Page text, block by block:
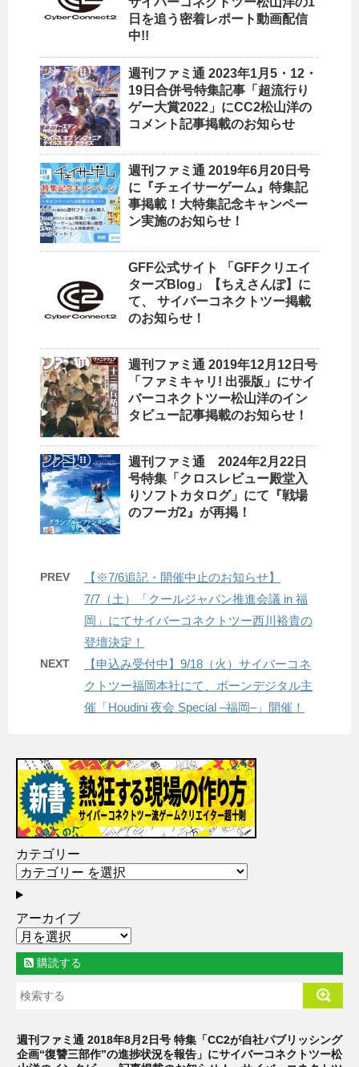
日を追う密着レポート動画配信
中!!
週刊ファミ通 2023年1月5・12・
19日合併号特集記事「超流行り
ゲー大賞2022」にCC2松山洋の
コメント記事掲載のお知らせ
週刊ファミ通 2019年6月20日号
に『チェイサーゲーム』特集記
事掲載！大特集記念キャンペー
ン実施のお知らせ！
GFF公式サイト 「GFFクリエイ
ターズBlog」【ちえさんぽ】に
て、 サイバーコネクトツー掲載
のお知らせ！
週刊ファミ通 2019年12月12日号
「ファミキャリ! 出張版」にサイ
バーコネクトツー松山洋のイン
タビュー記事掲載のお知らせ！
週刊ファミ通 2024年2月22日
号特集「クロスレビュー殿堂入
りソフトカタログ」にて『戦場
のフーガ2』が再掲！
PREV
【※7/6追記・開催中止のお知らせ】
7/7（土）「クールジャパン推進会議 in 福
岡」にてサイバーコネクトツー西川裕貴の
登壇決定！
NEXT
【申込み受付中】9/18（火）サイバーコネ
クトツー福岡本社にて、ボーンデジタル主
催「Houdini 夜会 Special ‒福岡‒」開催！
カテゴリー
アーカイブ
購読する
週刊ファミ通 2018年8月2日号 特集「CC2が自社パブリッシング
企画“復讐三部作”の進捗状況を報告」にサイバーコネクトツー松